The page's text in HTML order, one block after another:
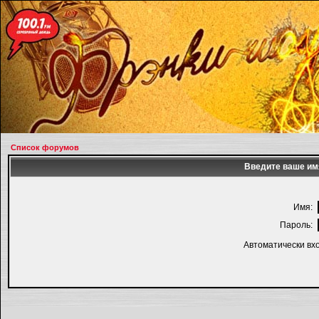
Список форумов
Введите ваше
Имя:
Пароль:
Автоматически